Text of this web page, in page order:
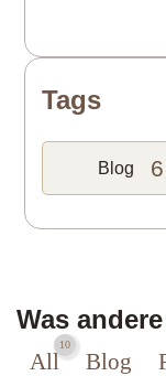
Tags
Blog 6
Was
All
10
Blog